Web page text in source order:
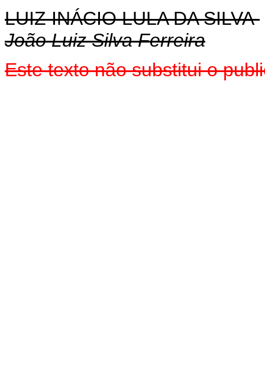
LUIZ INÁCIO LULA DA SILVA
João Luiz Silva Ferreira
Este texto não substitui o